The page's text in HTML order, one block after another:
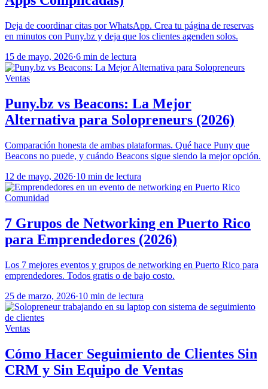
Deja de coordinar citas por WhatsApp. Crea tu página de reservas
en minutos con Puny.bz y deja que los clientes agenden solos.
15 de mayo, 2026·6 min de lectura
Ventas
Puny.bz vs Beacons: La Mejor
Alternativa para Solopreneurs (2026)
Comparación honesta de ambas plataformas. Qué hace Puny que
Beacons no puede, y cuándo Beacons sigue siendo la mejor opción.
12 de mayo, 2026·10 min de lectura
Comunidad
7 Grupos de Networking en Puerto Rico
para Emprendedores (2026)
Los 7 mejores eventos y grupos de networking en Puerto Rico para
emprendedores. Todos gratis o de bajo costo.
25 de marzo, 2026·10 min de lectura
Ventas
Cómo Hacer Seguimiento de Clientes Sin
CRM y Sin Equipo de Ventas